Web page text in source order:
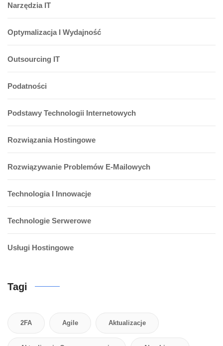
Narzędzia IT
Optymalizacja I Wydajność
Outsourcing IT
Podatności
Podstawy Technologii Internetowych
Rozwiązania Hostingowe
Rozwiązywanie Problemów E-Mailowych
Technologia I Innowacje
Technologie Serwerowe
Usługi Hostingowe
Tagi
2FA Agile Aktualizacje